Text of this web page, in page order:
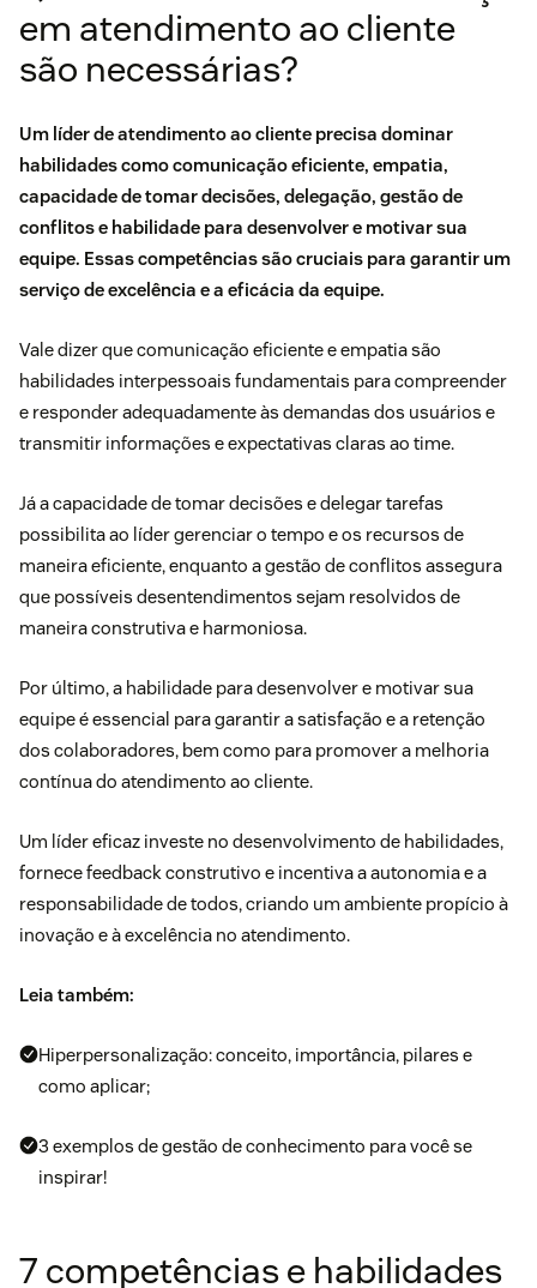
em atendimento ao cliente
são necessárias?
Um líder de atendimento ao cliente precisa dominar
habilidades como comunicação eficiente, empatia,
capacidade de tomar decisões, delegação, gestão de
conflitos e habilidade para desenvolver e motivar sua
equipe. Essas competências são cruciais para garantir um
serviço de excelência e a eficácia da equipe.
Vale dizer que comunicação eficiente e empatia são
habilidades interpessoais fundamentais para compreender
e responder adequadamente às demandas dos usuários e
transmitir informações e expectativas claras ao time.
Já a capacidade de tomar decisões e delegar tarefas
possibilita ao líder gerenciar o tempo e os recursos de
maneira eficiente, enquanto a gestão de conflitos assegura
que possíveis desentendimentos sejam resolvidos de
maneira construtiva e harmoniosa.
Por último, a habilidade para desenvolver e motivar sua
equipe é essencial para garantir a satisfação e a retenção
dos colaboradores, bem como para promover a melhoria
contínua do atendimento ao cliente.
Um líder eficaz investe no desenvolvimento de habilidades,
fornece feedback construtivo e incentiva a autonomia e a
responsabilidade de todos, criando um ambiente propício à
inovação e à excelência no atendimento.
Leia também:
Hiperpersonalização: conceito, importância, pilares e
como aplicar;
3 exemplos de gestão de conhecimento para você se
inspirar!
7 competências e habilidades